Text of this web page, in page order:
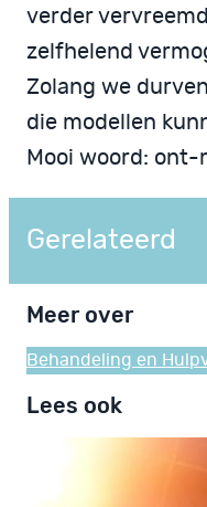
verder
zelfhelend
Zolang we
die modellen
Mooi woord: ont-
Gerelateerd
Meer over
Behandeling en
Lees ook